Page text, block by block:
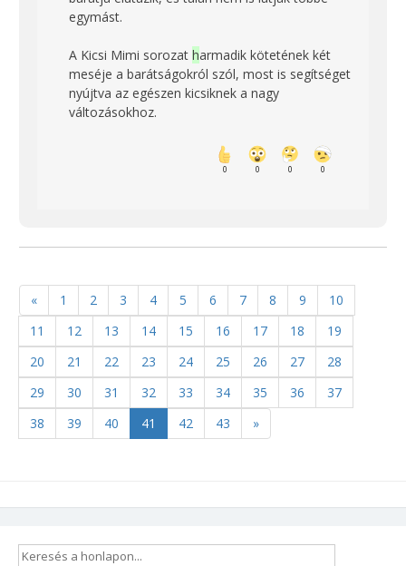
egymást.
A Kicsi Mimi sorozat harmadik kötetének két
meséje a barátságokról szól, most is segítséget
nyújtva az egészen kicsiknek a nagy
változásokhoz.
0 0 0 0
« 1 2 3 4 5 6 7 8 9
10
11
12 13 14 15 16 17 18
19
20
21 22 23 24 25 26 27
28
29
30 31 32 33 34 35 36
37
38
39 40 41 42 43 »